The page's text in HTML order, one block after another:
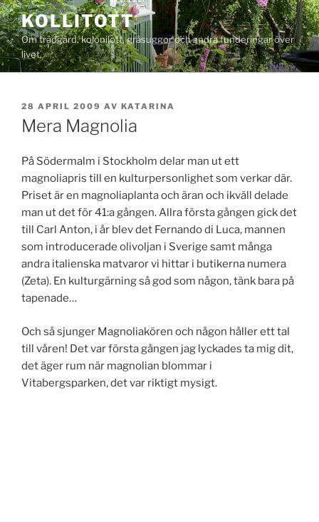
Hoppa
till
innehåll
KOLLITOTT
Om trädgård, kolonilott, gråsuggor och andra funderingar över
livet.
PUBLICERAT
28 APRIL 2009 AV KATARINA
Mera Magnolia
På Södermalm i Stockholm delar man ut ett
magnoliapris till en kulturpersonlighet som verkar där.
Priset är en magnoliaplanta och äran och ikväll delade
man ut det för 41:a gången. Allra första gången gick det
till Carl Anton, i år blev det Fernando di Luca, mannen
som introducerade olivoljan i Sverige samt många
andra italienska matvaror vi hittar i butikerna numera
(Zeta). En kulturgärning så god som någon, tänk bara på
tapenade…
Och så sjunger Magnoliakören och någon håller ett tal
till våren! Det var första gången jag lyckades ta mig dit,
det äger rum när magnolian blommar i
Vitabergsparken, det var riktigt mysigt.